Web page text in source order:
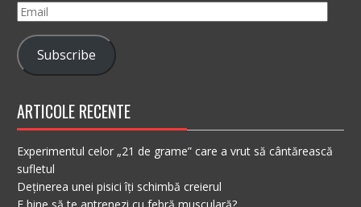
Email
Subscribe
ARTICOLE RECENTE
Experimentul celor „21 de grame” care a vrut să cântărească
sufletul
Deținerea unei pisici îți schimbă creierul